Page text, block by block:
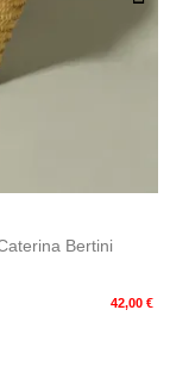
Bertini
42,00 €